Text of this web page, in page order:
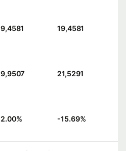
19,4581
21,5291
% -15.69%